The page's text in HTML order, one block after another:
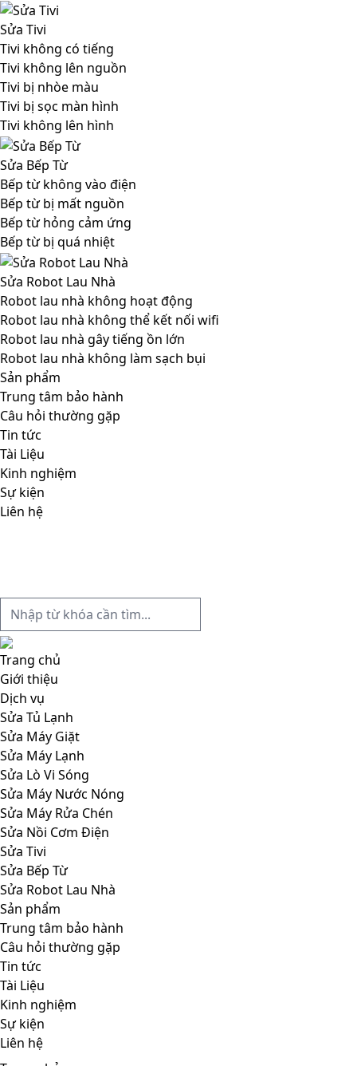
Sửa Tivi
Tivi không có tiếng
Tivi không lên nguồn
Tivi bị nhòe màu
Tivi bị sọc màn hình
Tivi không lên hình
Sửa Bếp Từ
Bếp từ không vào điện
Bếp từ bị mất nguồn
Bếp từ hỏng cảm ứng
Bếp từ bị quá nhiệt
Sửa Robot Lau Nhà
Robot lau nhà không hoạt động
Robot lau nhà không thể kết nối wifi
Robot lau nhà gây tiếng ồn lớn
Robot lau nhà không làm sạch bụi
Sản phẩm
Trung tâm bảo hành
Câu hỏi thường gặp
Tin tức
Tài Liệu
Kinh nghiệm
Sự kiện
Liên hệ
Trang chủ
Giới thiệu
Dịch vụ
Sửa Tủ Lạnh
Sửa Máy Giặt
Sửa Máy Lạnh
Sửa Lò Vi Sóng
Sửa Máy Nước Nóng
Sửa Máy Rửa Chén
Sửa Nồi Cơm Điện
Sửa Tivi
Sửa Bếp Từ
Sửa Robot Lau Nhà
Sản phẩm
Trung tâm bảo hành
Câu hỏi thường gặp
Tin tức
Tài Liệu
Kinh nghiệm
Sự kiện
Liên hệ